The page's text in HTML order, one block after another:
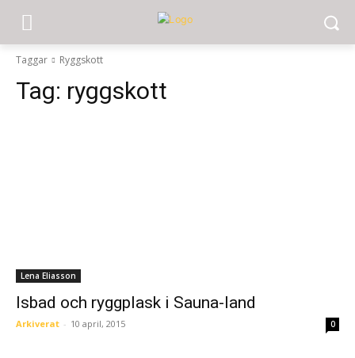
Taggar Ryggskott
Tag: ryggskott
Lena Eliasson
Isbad och ryggplask i Sauna-land
Arkiverat - 10 april, 2015 0